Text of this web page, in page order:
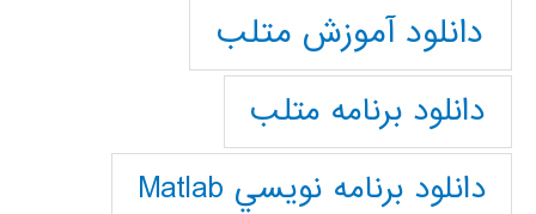
دانلود آموزش متلب
دانلود برنامه متلب
دانلود برنامه نويسي Matlab